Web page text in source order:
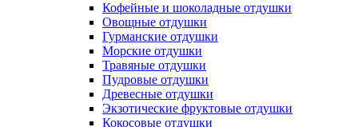
Кофейные и шоколадные отдушки
Овощные отдушки
Гурманские отдушки
Морские отдушки
Травяные отдушки
Пудровые отдушки
Древесные отдушки
Экзотические фруктовые отдушки
Кокосовые отдушки